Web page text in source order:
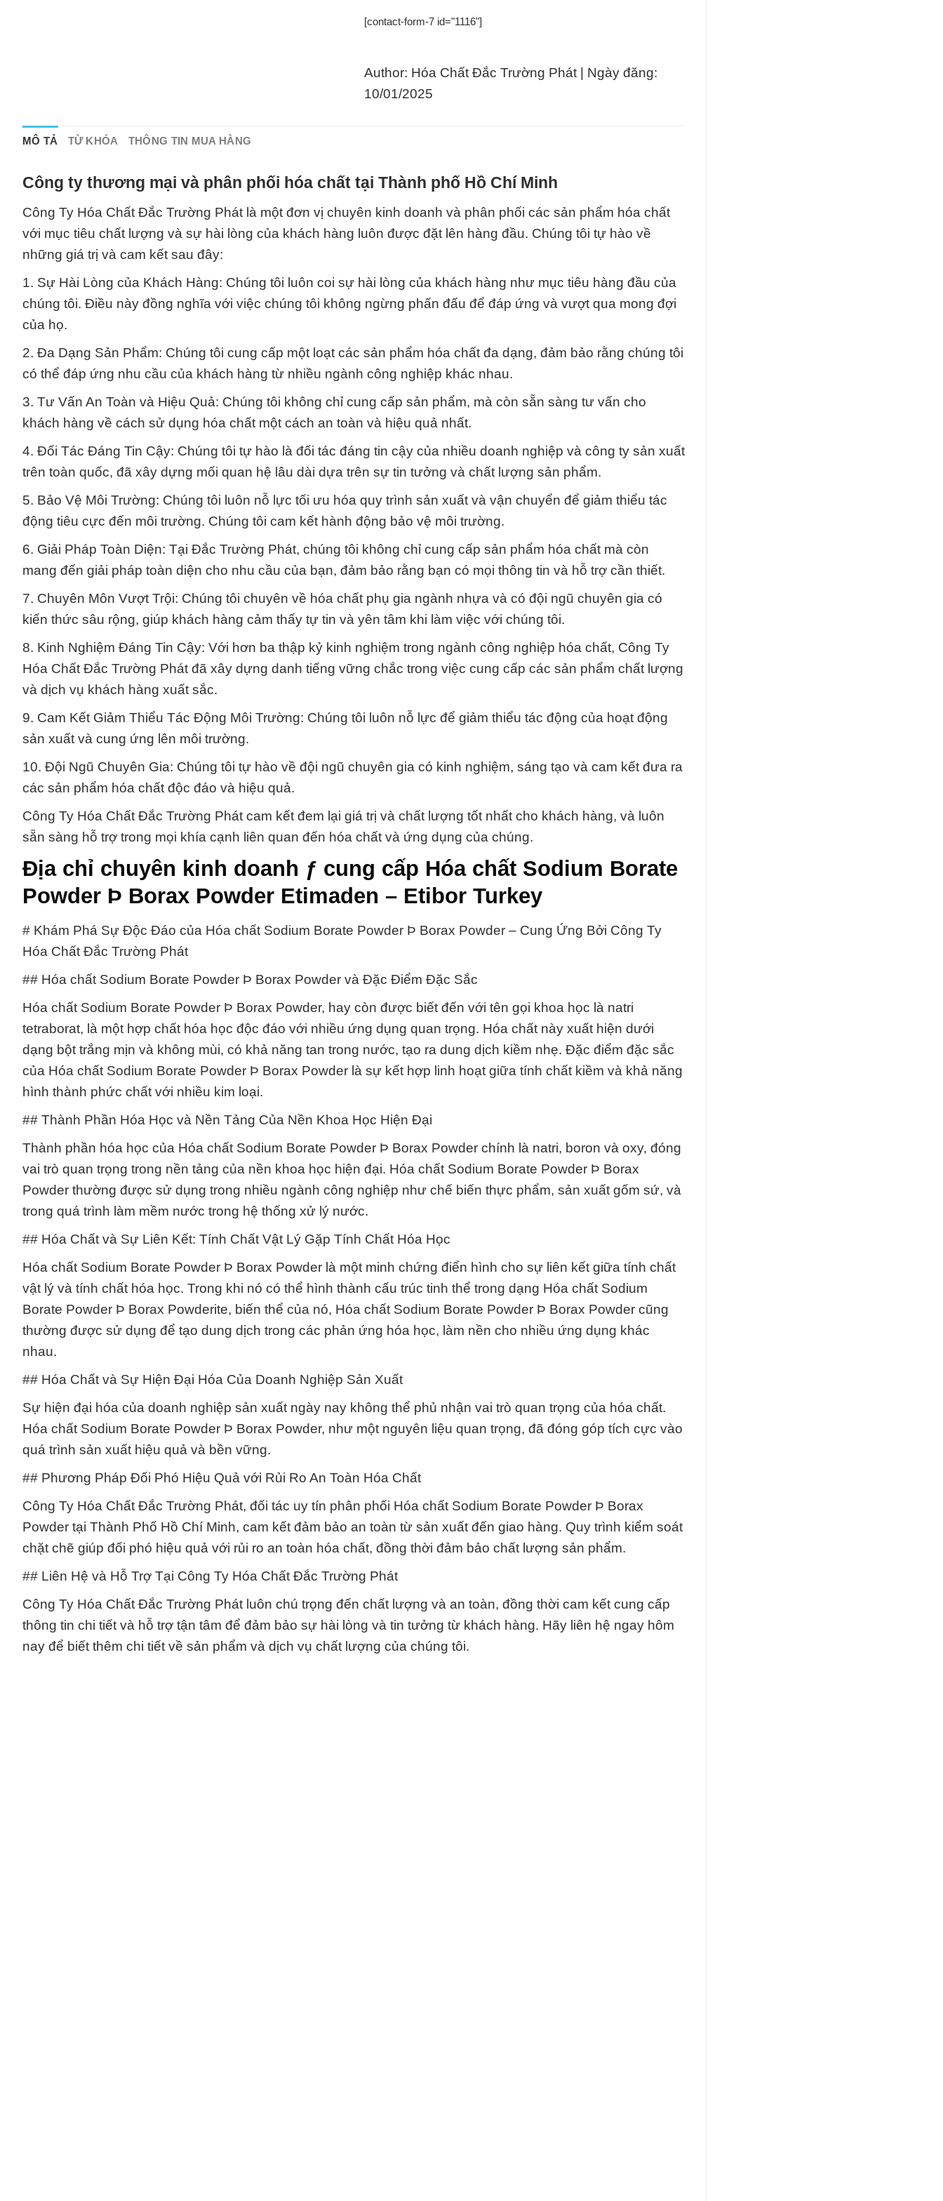
[contact-form-7 id="1116"]
Author: Hóa Chất Đắc Trường Phát | Ngày đăng:
10/01/2025
MÔ TẢ TỪ KHÓA THÔNG TIN MUA HÀNG
Công ty thương mại và phân phối hóa chất tại Thành phố Hồ Chí Minh
Công Ty Hóa Chất Đắc Trường Phát là một đơn vị chuyên kinh doanh và phân phối các sản phẩm hóa chất
với mục tiêu chất lượng và sự hài lòng của khách hàng luôn được đặt lên hàng đầu. Chúng tôi tự hào về
những giá trị và cam kết sau đây:
1. Sự Hài Lòng của Khách Hàng: Chúng tôi luôn coi sự hài lòng của khách hàng như mục tiêu hàng đầu của
chúng tôi. Điều này đồng nghĩa với việc chúng tôi không ngừng phấn đấu để đáp ứng và vượt qua mong đợi
của họ.
2. Đa Dạng Sản Phẩm: Chúng tôi cung cấp một loạt các sản phẩm hóa chất đa dạng, đảm bảo rằng chúng tôi
có thể đáp ứng nhu cầu của khách hàng từ nhiều ngành công nghiệp khác nhau.
3. Tư Vấn An Toàn và Hiệu Quả: Chúng tôi không chỉ cung cấp sản phẩm, mà còn sẵn sàng tư vấn cho
khách hàng về cách sử dụng hóa chất một cách an toàn và hiệu quả nhất.
4. Đối Tác Đáng Tin Cậy: Chúng tôi tự hào là đối tác đáng tin cậy của nhiều doanh nghiệp và công ty sản xuất
trên toàn quốc, đã xây dựng mối quan hệ lâu dài dựa trên sự tin tưởng và chất lượng sản phẩm.
5. Bảo Vệ Môi Trường: Chúng tôi luôn nỗ lực tối ưu hóa quy trình sản xuất và vận chuyển để giảm thiểu tác
động tiêu cực đến môi trường. Chúng tôi cam kết hành động bảo vệ môi trường.
6. Giải Pháp Toàn Diện: Tại Đắc Trường Phát, chúng tôi không chỉ cung cấp sản phẩm hóa chất mà còn
mang đến giải pháp toàn diện cho nhu cầu của bạn, đảm bảo rằng bạn có mọi thông tin và hỗ trợ cần thiết.
7. Chuyên Môn Vượt Trội: Chúng tôi chuyên về hóa chất phụ gia ngành nhựa và có đội ngũ chuyên gia có
kiến thức sâu rộng, giúp khách hàng cảm thấy tự tin và yên tâm khi làm việc với chúng tôi.
8. Kinh Nghiệm Đáng Tin Cậy: Với hơn ba thập kỷ kinh nghiệm trong ngành công nghiệp hóa chất, Công Ty
Hóa Chất Đắc Trường Phát đã xây dựng danh tiếng vững chắc trong việc cung cấp các sản phẩm chất lượng
và dịch vụ khách hàng xuất sắc.
9. Cam Kết Giảm Thiểu Tác Động Môi Trường: Chúng tôi luôn nỗ lực để giảm thiểu tác động của hoạt động
sản xuất và cung ứng lên môi trường.
10. Đội Ngũ Chuyên Gia: Chúng tôi tự hào về đội ngũ chuyên gia có kinh nghiệm, sáng tạo và cam kết đưa ra
các sản phẩm hóa chất độc đáo và hiệu quả.
Công Ty Hóa Chất Đắc Trường Phát cam kết đem lại giá trị và chất lượng tốt nhất cho khách hàng, và luôn
sẵn sàng hỗ trợ trong mọi khía cạnh liên quan đến hóa chất và ứng dụng của chúng.
Địa chỉ chuyên kinh doanh ƒ cung cấp Hóa chất Sodium Borate
Powder Þ Borax Powder Etimaden – Etibor Turkey
# Khám Phá Sự Độc Đáo của Hóa chất Sodium Borate Powder Þ Borax Powder – Cung Ứng Bởi Công Ty
Hóa Chất Đắc Trường Phát
## Hóa chất Sodium Borate Powder Þ Borax Powder và Đặc Điểm Đặc Sắc
Hóa chất Sodium Borate Powder Þ Borax Powder, hay còn được biết đến với tên gọi khoa học là natri
tetraborat, là một hợp chất hóa học độc đáo với nhiều ứng dụng quan trọng. Hóa chất này xuất hiện dưới
dạng bột trắng mịn và không mùi, có khả năng tan trong nước, tạo ra dung dịch kiềm nhẹ. Đặc điểm đặc sắc
của Hóa chất Sodium Borate Powder Þ Borax Powder là sự kết hợp linh hoạt giữa tính chất kiềm và khả năng
hình thành phức chất với nhiều kim loại.
## Thành Phần Hóa Học và Nền Tảng Của Nền Khoa Học Hiện Đại
Thành phần hóa học của Hóa chất Sodium Borate Powder Þ Borax Powder chính là natri, boron và oxy, đóng
vai trò quan trọng trong nền tảng của nền khoa học hiện đại. Hóa chất Sodium Borate Powder Þ Borax
Powder thường được sử dụng trong nhiều ngành công nghiệp như chế biến thực phẩm, sản xuất gốm sứ, và
trong quá trình làm mềm nước trong hệ thống xử lý nước.
## Hóa Chất và Sự Liên Kết: Tính Chất Vật Lý Gặp Tính Chất Hóa Học
Hóa chất Sodium Borate Powder Þ Borax Powder là một minh chứng điển hình cho sự liên kết giữa tính chất
vật lý và tính chất hóa học. Trong khi nó có thể hình thành cấu trúc tinh thể trong dạng Hóa chất Sodium
Borate Powder Þ Borax Powderite, biến thể của nó, Hóa chất Sodium Borate Powder Þ Borax Powder cũng
thường được sử dụng để tạo dung dịch trong các phản ứng hóa học, làm nền cho nhiều ứng dụng khác
nhau.
## Hóa Chất và Sự Hiện Đại Hóa Của Doanh Nghiệp Sản Xuất
Sự hiện đại hóa của doanh nghiệp sản xuất ngày nay không thể phủ nhận vai trò quan trọng của hóa chất.
Hóa chất Sodium Borate Powder Þ Borax Powder, như một nguyên liệu quan trọng, đã đóng góp tích cực vào
quá trình sản xuất hiệu quả và bền vững.
## Phương Pháp Đối Phó Hiệu Quả với Rủi Ro An Toàn Hóa Chất
Công Ty Hóa Chất Đắc Trường Phát, đối tác uy tín phân phối Hóa chất Sodium Borate Powder Þ Borax
Powder tại Thành Phố Hồ Chí Minh, cam kết đảm bảo an toàn từ sản xuất đến giao hàng. Quy trình kiểm soát
chặt chẽ giúp đối phó hiệu quả với rủi ro an toàn hóa chất, đồng thời đảm bảo chất lượng sản phẩm.
## Liên Hệ và Hỗ Trợ Tại Công Ty Hóa Chất Đắc Trường Phát
Công Ty Hóa Chất Đắc Trường Phát luôn chú trọng đến chất lượng và an toàn, đồng thời cam kết cung cấp
thông tin chi tiết và hỗ trợ tận tâm để đảm bảo sự hài lòng và tin tưởng từ khách hàng. Hãy liên hệ ngay hôm
nay để biết thêm chi tiết về sản phẩm và dịch vụ chất lượng của chúng tôi.